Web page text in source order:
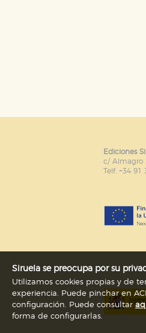
Ediciones
c/ Almagro
Telf. +34 91
Siruela se preocupa por su
Utilizamos cookies propias y de
experiencia. Puede pinchar en
configuración. Puede consultar
forma de configurarlas.